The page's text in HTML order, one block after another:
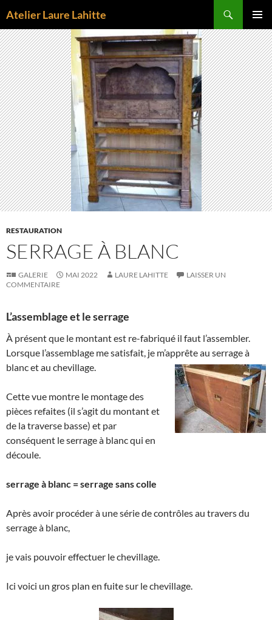
au
contenu
Atelier Laure Lahitte
MENU
RESTAURATION
SERRAGE À BLANC
GALERIE MAI 2022 LAURE LAHITTE
LAISSER UN
COMMENTAIRE
L’assemblage et le serrage
À présent que le montant est re-fabriqué il faut l’assembler.
Lorsque l’assemblage me satisfait, je m’apprête au serrage à
blanc et au chevillage.
Cette vue montre le montage des
pièces refaites (il s’agit du montant et
de la traverse basse) et par
conséquent le serrage à blanc qui en
découle.
serrage à blanc = serrage sans colle
Après avoir procéder à une série de contrôles au travers du
serrage à blanc,
je vais pouvoir effectuer le chevillage.
Ici voici un gros plan en fuite sur le chevillage.